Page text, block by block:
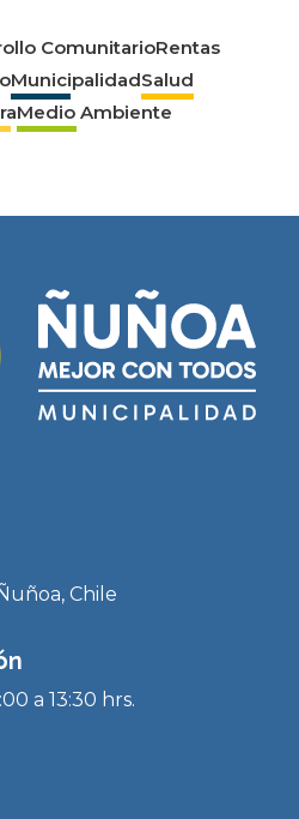
ComunitarioRentas
MunicipalidadSalud
Medio Ambiente
Chile
a 13:30 hrs.